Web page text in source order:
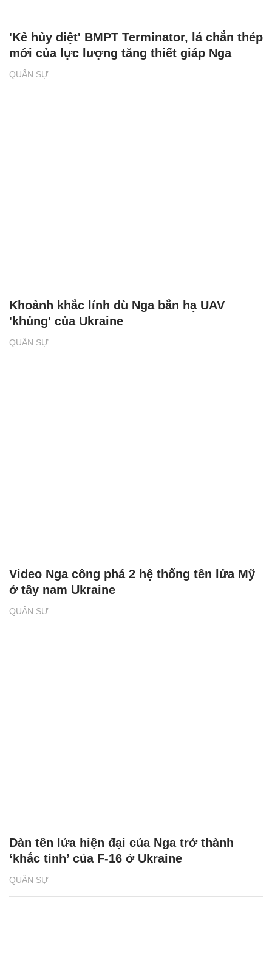
QUÂN SỰ
'Kẻ hủy diệt' BMPT Terminator, lá chắn thép
mới của lực lượng tăng thiết giáp Nga
QUÂN SỰ
Khoảnh khắc lính dù Nga bắn hạ UAV
'khủng' của Ukraine
QUÂN SỰ
Video Nga công phá 2 hệ thống tên lửa Mỹ
ở tây nam Ukraine
QUÂN SỰ
Dàn tên lửa hiện đại của Nga trở thành
‘khắc tinh’ của F-16 ở Ukraine